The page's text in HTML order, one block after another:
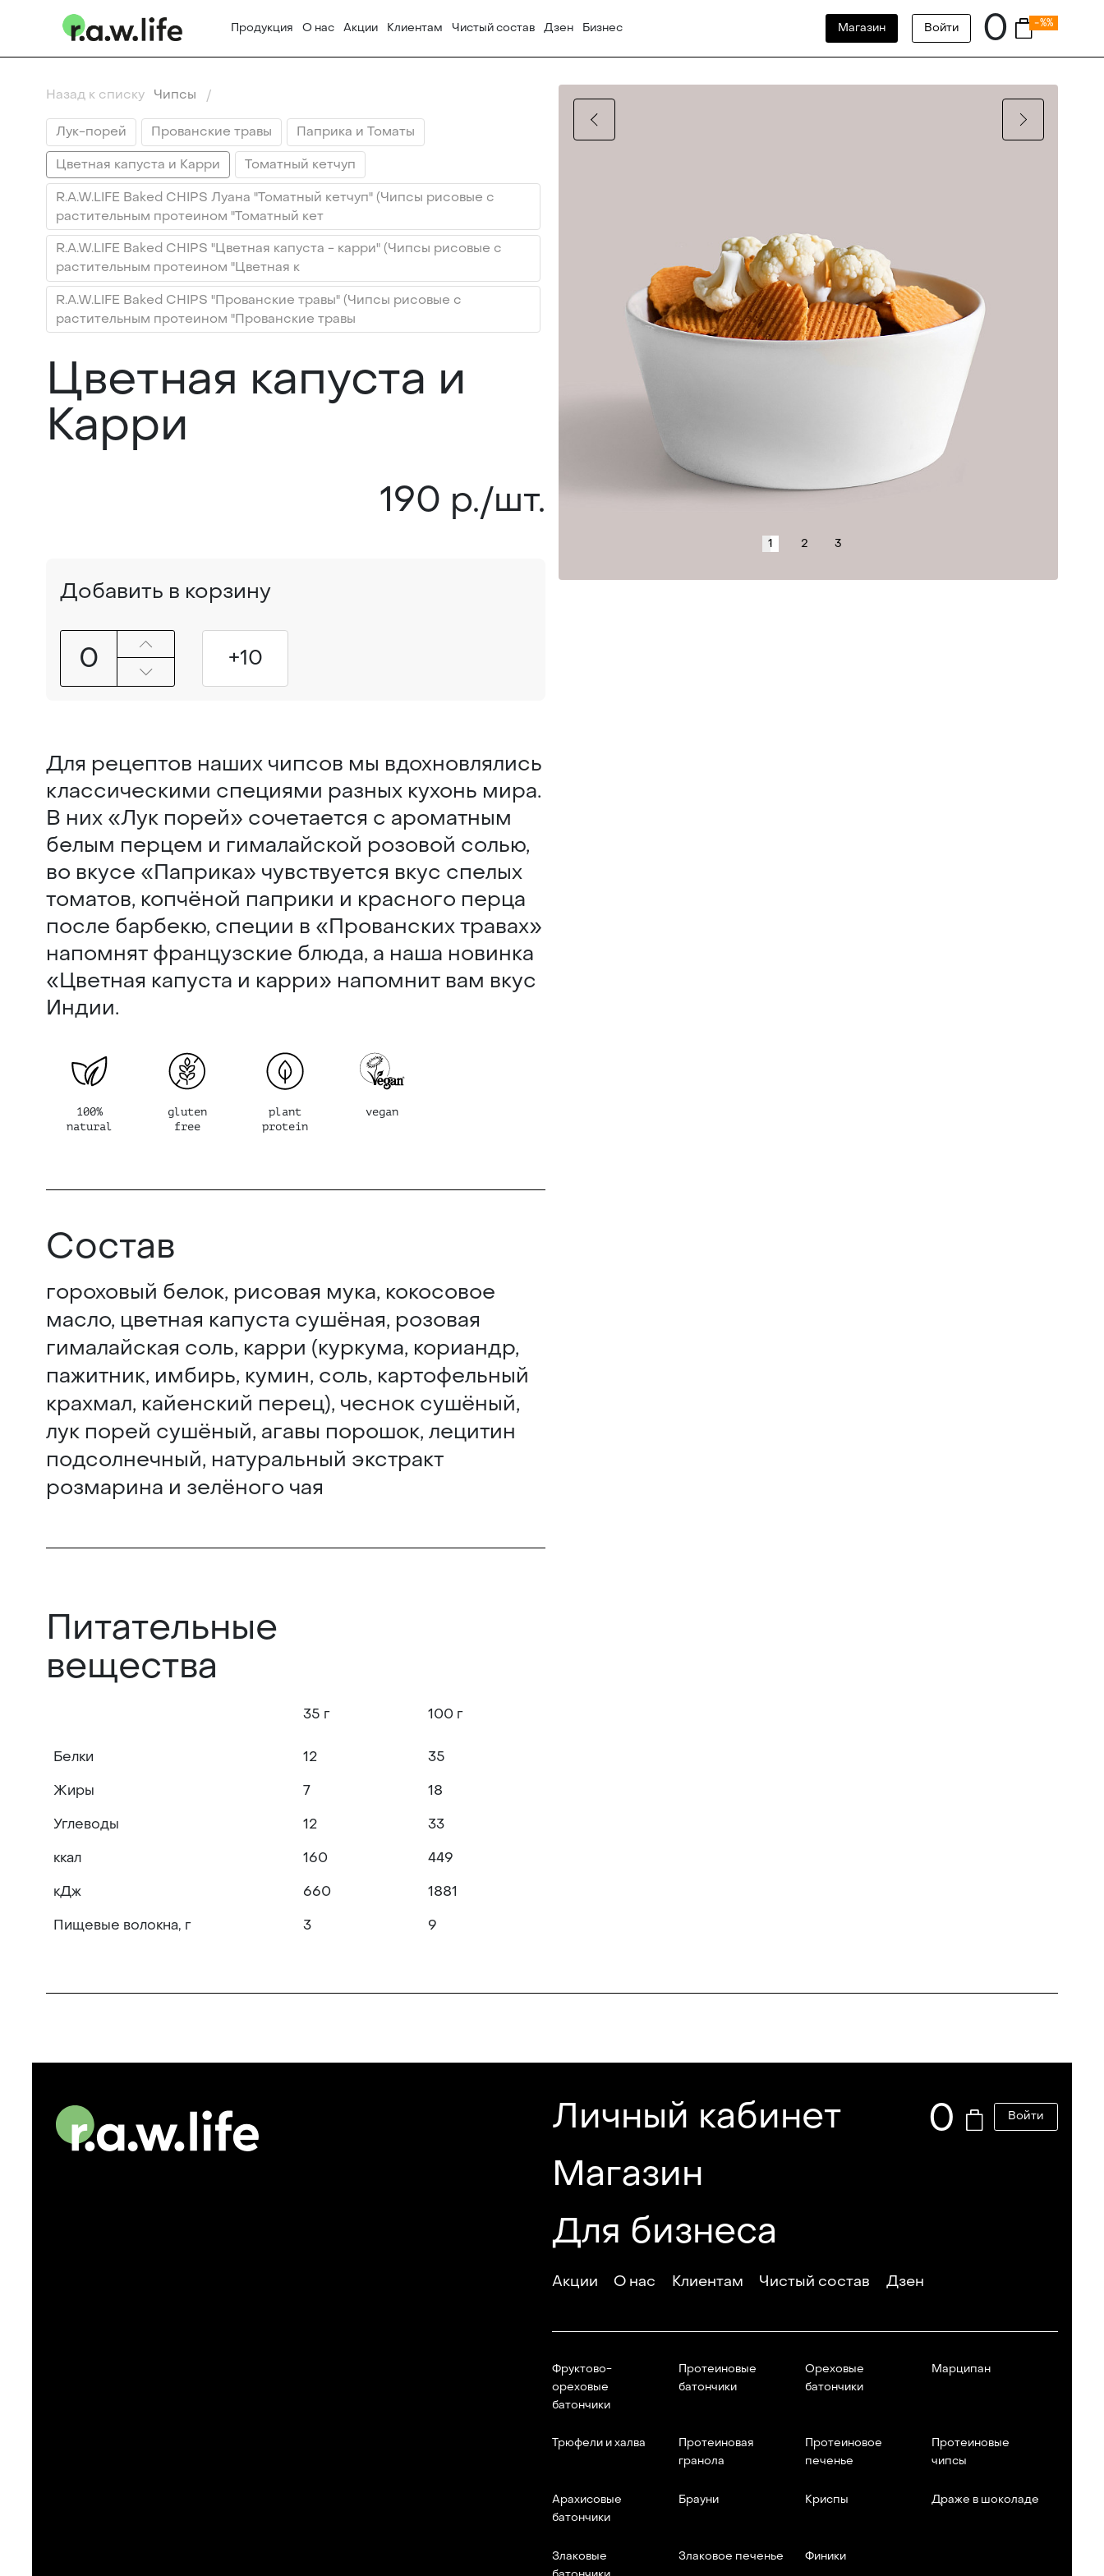
Продукция О нас Акции Клиентам Чистый состав Дзен Бизнес Магазин Войти 0 -%%
Назад к списку Чипсы
Лук-порей Прованские травы
Паприка и Томаты
Цветная капуста и Карри
Томатный кетчуп
R.A.W.LIFE Baked CHIPS Луана "Томатный кетчуп" (Чипсы рисовые с
растительным протеином "Томатный кет
R.A.W.LIFE Baked CHIPS "Цветная капуста - карри" (Чипсы рисовые с
растительным протеином "Цветная к
R.A.W.LIFE Baked CHIPS "Прованские травы" (Чипсы рисовые с
растительным протеином "Прованские травы
Цветная капуста и
Карри
1 2 3
190 р./шт.
Добавить в корзину
0 +10
Для рецептов наших чипсов мы вдохновлялись
классическими специями разных кухонь мира.
В них «Лук порей» сочетается с ароматным
белым перцем и гималайской розовой солью,
во вкусе «Паприка» чувствуется вкус спелых
томатов, копчёной паприки и красного перца
после барбекю, специи в «Прованских травах»
напомнят французские блюда, а наша новинка
«Цветная капуста и карри» напомнит вам вкус
Индии.
100%
natural
gluten
free
plant
protein
vegan
Состав
гороховый белок, рисовая мука, кокосовое
масло, цветная капуста сушёная, розовая
гималайская соль, карри (куркума, кориандр,
пажитник, имбирь, кумин, соль, картофельный
крахмал, кайенский перец), чеснок сушёный,
лук порей сушёный, агавы порошок, лецитин
подсолнечный, натуральный экстракт
розмарина и зелёного чая
Питательные
вещества
35 г 100 г
Белки 12
35
Жиры
7
18
Углеводы
12
33
ккал
160
449
кДж
660
1881
Пищевые волокна, г
3 9
Личный кабинет
Магазин
Для бизнеса
0 Войти
Акции О нас Клиентам Чистый состав Дзен
Фруктово-
ореховые
батончики
Протеиновые
батончики
Ореховые
батончики
Марципан
Трюфели и халва
Протеиновая
гранола
Протеиновое
печенье
Протеиновые
чипсы
Арахисовые
батончики
Брауни Криспы Драже в шоколаде
Злаковые
Злаковое печенье Финики